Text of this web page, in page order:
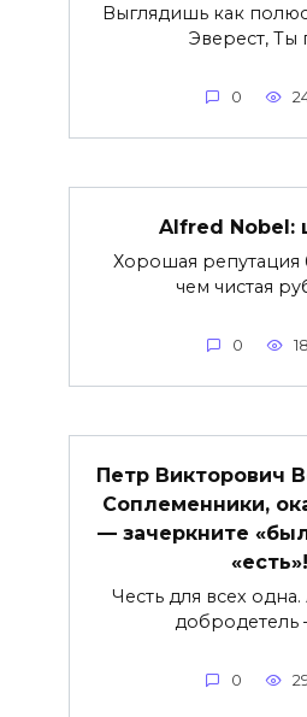
Выглядишь как
Эверест, Ты
0
Alfred Nobel:
Хорошая репутация
чем чистая
0 18
Петр Викторович
Соплеменники,
— зачеркните
«есть»!
Честь для всех
добродетель
0